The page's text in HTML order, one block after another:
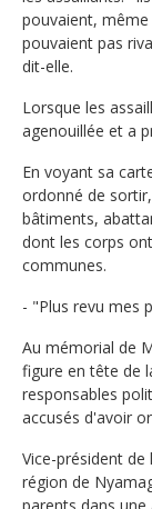
pouvaient,
pouvaient pas
dit-elle.
Lorsque les
agenouillée et a
En voyant sa
ordonné de
bâtiments,
dont les corps
communes.
- "Plus revu mes
Au mémorial de
figure en tête de
responsables
accusés d'avoir
Vice-président
région de